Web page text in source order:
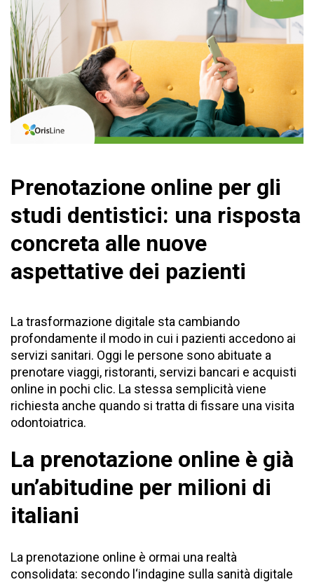
Prenotazione online per gli
studi dentistici: una risposta
concreta alle nuove
aspettative dei pazienti
La trasformazione digitale sta cambiando
profondamente il modo in cui i pazienti accedono ai
servizi sanitari. Oggi le persone sono abituate a
prenotare viaggi, ristoranti, servizi bancari e acquisti
online in pochi clic. La stessa semplicità viene
richiesta anche quando si tratta di fissare una visita
odontoiatrica.
La prenotazione online è già
un’abitudine per milioni di
italiani
La prenotazione online è ormai una realtà
consolidata: secondo l‘indagine sulla sanità digitale